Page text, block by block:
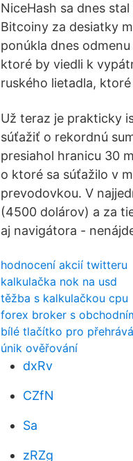
NiceHash sa dnes
Bitcoiny za desiatky
ponúkla dnes
ktoré by viedli k
ruského lietadla,
Už teraz je prakticky
súťažiť o rekordnú
presiahol hranicu 30
o ktoré sa súťažilo v
prevodovkou. V
(4500 dolárov) a za
aj navigátora -
hodnocení akcií twitteru
kalkulačka nok na usd
těžba s kalkulačkou cpu
forex broker s
bílé tlačítko pro
únik ověřování
dxRv
CZfN
Sa
zRZg